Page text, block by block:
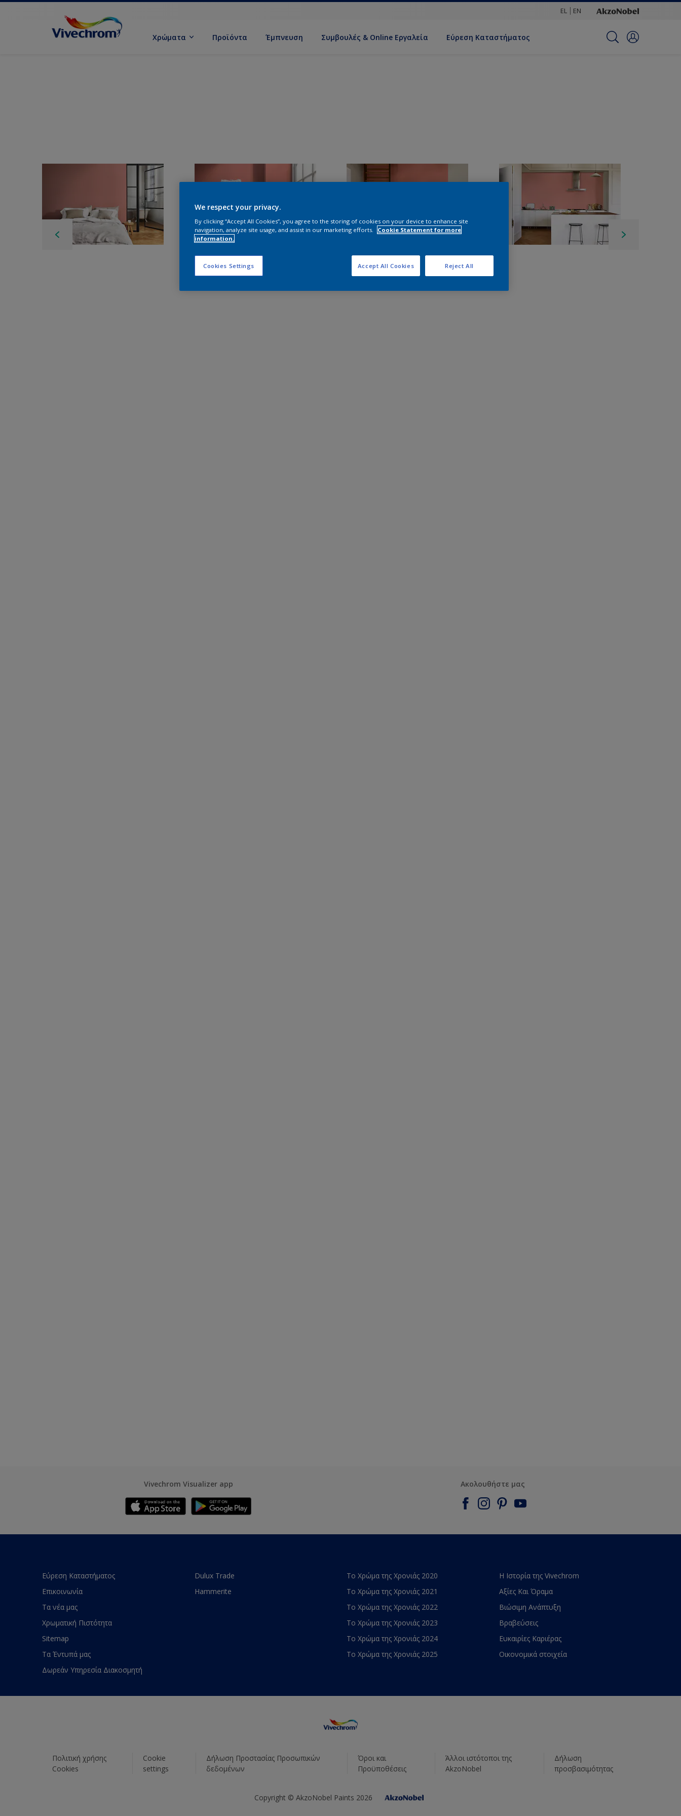
EL EN
Χρώματα Προϊόντα Έμπνευση Συμβουλές & Online Εργαλεία Εύρεση Καταστήματος
Vivechrom Visualizer app Ακολουθήστε μας
Εύρεση Καταστήματος
Επικοινωνία
Τα νέα μας
Χρωματική Πιστότητα
Sitemap
Τα Έντυπά μας
Δωρεάν Υπηρεσία Διακοσμητή
Dulux Trade
Hammerite
Το Χρώμα της Χρονιάς 2020
Το Χρώμα της Χρονιάς 2021
Το Χρώμα της Χρονιάς 2022
Το Χρώμα της Χρονιάς 2023
Το Χρώμα της Χρονιάς 2024
Το Χρώμα της Χρονιάς 2025
Η Ιστορία της Vivechrom
Αξίες Και Όραμα
Βιώσιμη Ανάπτυξη
Βραβεύσεις
Ευκαιρίες Καριέρας
Οικονομικά στοιχεία
Πολιτική χρήσης
Cookies
Cookie
settings
Δήλωση Προστασίας Προσωπικών
δεδομένων
Όροι και
Προϋποθέσεις
Άλλοι ιστότοποι της
AkzoNobel
Δήλωση
προσβασιμότητας
Copyright © AkzoNobel Paints 2026
We respect your privacy.
By clicking “Accept All Cookies”, you agree to the storing of cookies on your device to enhance site
navigation, analyze site usage, and assist in our marketing efforts.
Cookie Statement for more
information.
Cookies Settings Reject All
Accept All Cookies